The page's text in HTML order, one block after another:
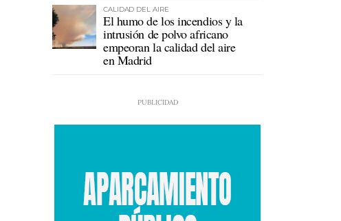
CALIDAD DEL AIRE
El humo de los incendios y la
intrusión de polvo africano
empeoran la calidad del aire
en Madrid